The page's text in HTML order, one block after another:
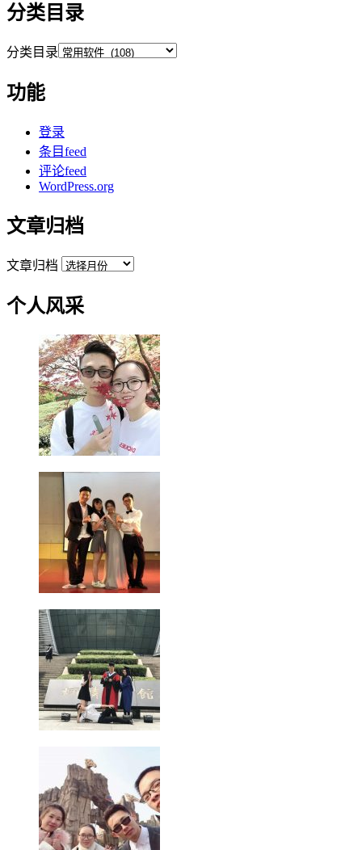
分类目录
分类目录
功能
登录
条目feed
评论feed
WordPress.org
文章归档
文章归档
个人风采